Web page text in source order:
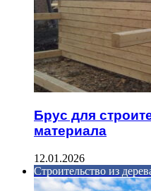
Брус для
материала
12.01.2026
Строительство из